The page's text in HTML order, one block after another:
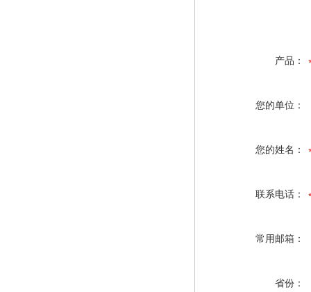
产品：
您的单位：
您的姓名：
联系电话：
常用邮箱：
省份：